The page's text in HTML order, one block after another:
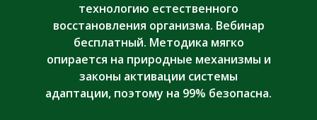
технологию естественного
восстановления организма. Вебинар
бесплатный. Методика мягко
опирается на природные механизмы и
законы активации системы
адаптации, поэтому на 99% безопасна.